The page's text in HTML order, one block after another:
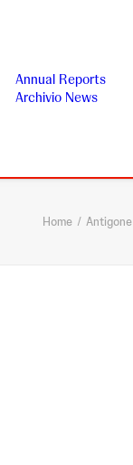
Annual Reports
Archivio News
Home Antigone